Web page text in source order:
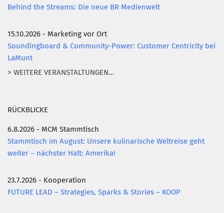
Behind the Streams: Die neue BR Medienwelt
15.10.2026 - Marketing vor Ort
Soundingboard & Community-Power: Customer Centricity bei
LaMunt
> WEITERE VERANSTALTUNGEN...
RÜCKBLICKE
6.8.2026 - MCM Stammtisch
Stammtisch im August: Unsere kulinarische Weltreise geht
weiter – nächster Halt: Amerika!
23.7.2026 - Kooperation
FUTURE LEAD – Strategies, Sparks & Stories – KOOP